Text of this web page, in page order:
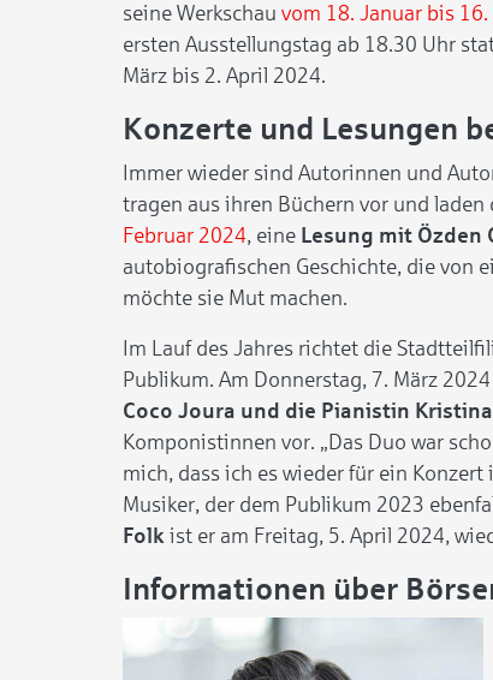
seine Werkschau vom 18. Januar bis
ersten Ausstellungstag ab 18.30 Uhr
März bis 2. April 2024.
Konzerte und Lesungen
Immer wieder sind Autorinnen und
tragen aus ihren Büchern vor und
Februar 2024, eine Lesung mit Özden
autobiografischen Geschichte, die von
möchte sie Mut machen.
Im Lauf des Jahres richtet die
Publikum. Am Donnerstag, 7. März
Coco Joura und die Pianistin
Komponistinnen vor. „Das Duo war
mich, dass ich es wieder für ein
Musiker, der dem Publikum 2023
Folk ist er am Freitag, 5. April 2024,
Informationen über